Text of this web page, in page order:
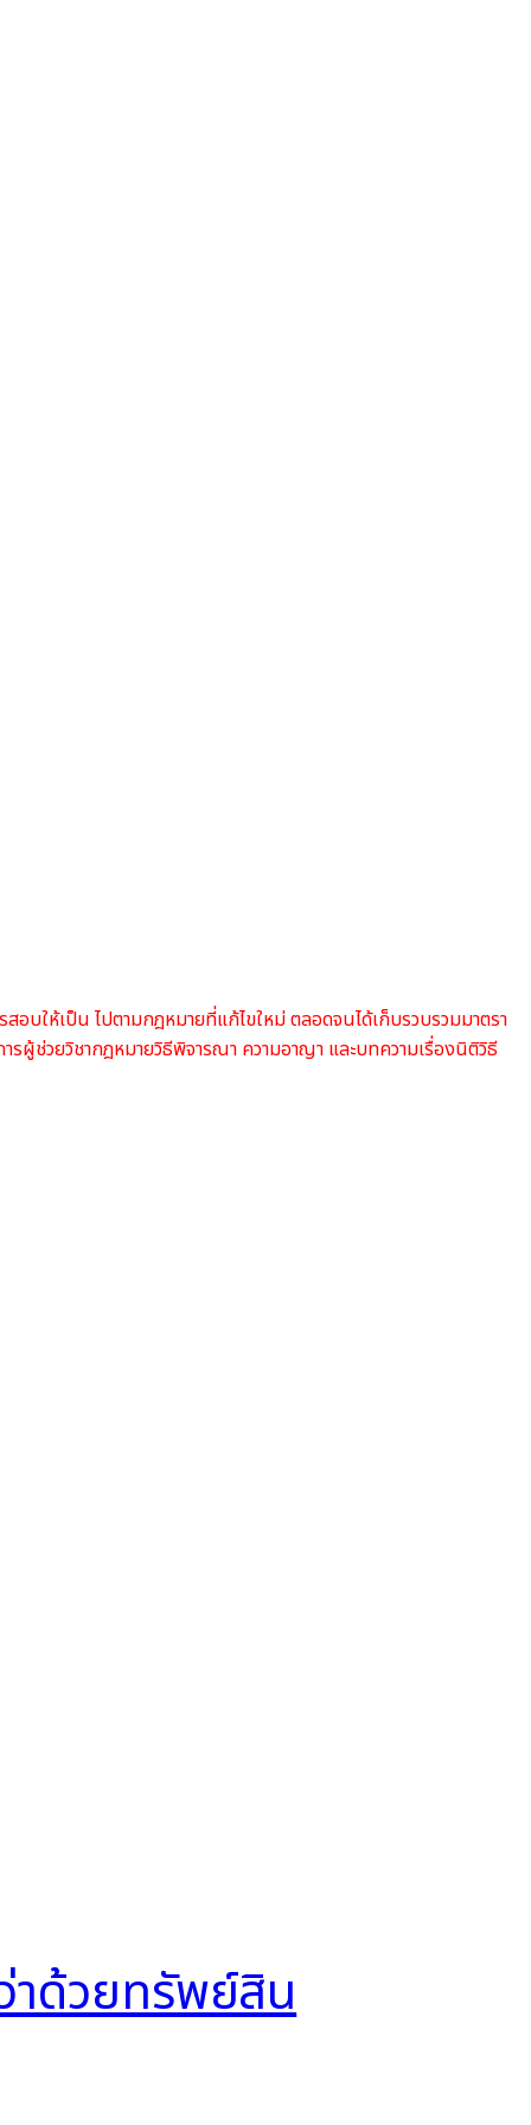
บให้เป็น ไปตามกฎหมายที่แก้ไขใหม่ ตลอดจนได้เก็บรวบรวมมาตรา
ช่วยวิชากฎหมายวิธีพิจารณา ความอาญา และบทความเรื่องนิติวิธี
าด้วยทรัพย์สิน